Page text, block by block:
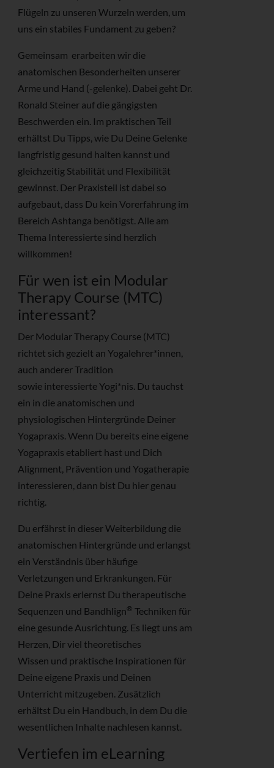
Flügeln zu unseren Wurzeln werden, um
uns ein stabiles Fundament zu geben?
Gemeinsam erarbeiten wir die
anatomischen Besonderheiten unserer
Arme und Hand (-gelenke). Dabei geht Dr.
Ronald Steiner auf die gängigsten
Beschwerden ein. Im praktischen Teil
erhältst Du Tipps, wie Du Deine Gelenke
langfristig gesund halten kannst und
gleichzeitig Stabilität und Flexibilität
gewinnst. Der Praxisteil ist dabei so
aufgebaut, dass Du kein Vorerfahrung im
Bereich Ashtanga benötigst. Alle am
Thema Interessierte sind herzlich
willkommen!
Für wen ist ein Modular
Therapy Course (MTC)
interessant?
Der Modular Therapy Course (MTC)
richtet sich gezielt an Yogalehrer*innen,
auch anderer Tradition
sowie interessierte Yogi*nis. Du tauchst
ein in die anatomischen und
physiologischen Hintergründe Deiner
Yogapraxis. Wenn Du bereits eine eigene
Yogapraxis etabliert hast und Dich
Alignment, Prävention und Yogatherapie
interessieren, dann bist Du hier genau
richtig.
Du erfährst in dieser Weiterbildung die
anatomischen Hintergründe und erlangst
ein Verständnis über häufige
Verletzungen und Erkrankungen. Für
Deine Praxis erlernst Du therapeutische
Sequenzen und Bandhlign® Techniken für
eine gesunde Ausrichtung. Es liegt uns am
Herzen, Dir viel theoretisches
Wissen und praktische Inspirationen für
Deine eigene Praxis und Deinen
Unterricht mitzugeben. Zusätzlich
erhältst Du ein Handbuch, in dem Du die
wesentlichen Inhalte nachlesen kannst.
Vertiefen im eLearning